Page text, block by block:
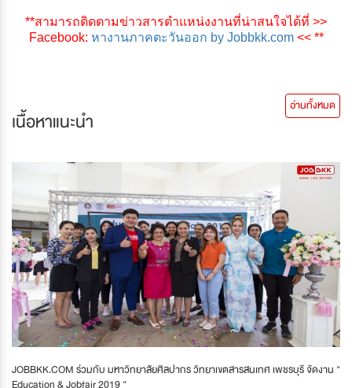
**สามารถติดตามข่าวสารตำแหน่งงานที่น่าสนใจได้ที่ >>
Facebook: หางานภาคตะวันออก by Jobbkk.com<< **
เนื้อหาแนะนำ
อ่านทั้งหมด
JOBBKK.COM ร่วมกับ มหาวิทยาลัยศิลปากร วิทยาเขตสารสนเทศ เพชรบุรี จัดงาน "